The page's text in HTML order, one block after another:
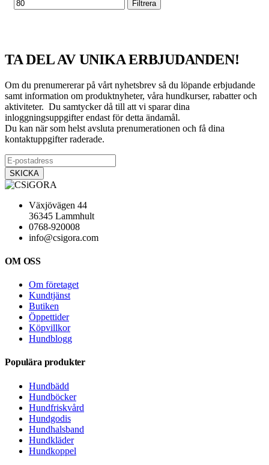
Filtrera
TA DEL AV UNIKA ERBJUDANDEN!
Om du prenumererar på vårt nyhetsbrev så du löpande erbjudande
samt information om produktnyheter, våra hundkurser, rabatter och
aktiviteter. Du samtycker då till att vi sparar dina
inloggningsuppgifter endast för detta ändamål.
Du kan när som helst avsluta prenumerationen och få dina
kontaktuppgifter raderade.
Växjövägen 44
36345 Lammhult
0768-920008
info@csigora.com
OM OSS
Om företaget
Kundtjänst
Butiken
Öppettider
Köpvillkor
Hundblogg
Populära produkter
Hundbädd
Hundböcker
Hundfriskvård
Hundgodis
Hundhalsband
Hundkläder
Hundkoppel